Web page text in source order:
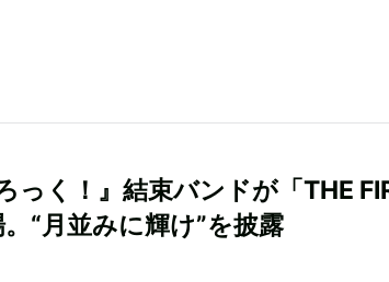
っく！』結束バンドが「THE
“月並みに輝け”を披露